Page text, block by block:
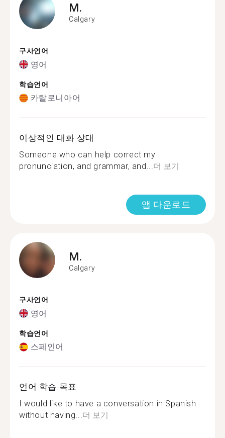
M.
Calgary
구사언어
영어
학습언어
카탈로니아어
이상적인 대화 상대
Someone who can help correct my
pronunciation, and grammar, and...더 보기
앱 다운로드
M.
Calgary
구사언어
영어
학습언어
스페인어
언어 학습 목표
I would like to have a conversation in Spanish
without having...더 보기